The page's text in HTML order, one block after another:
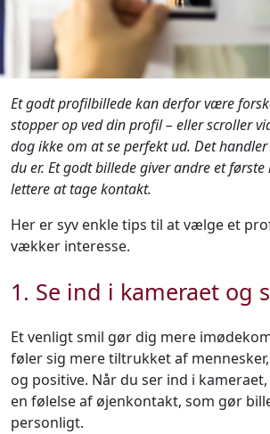
Et godt profilbillede kan derfor være
stopper op ved din profil – eller scroller
dog ikke om at se perfekt ud. Det
du er. Et godt billede giver andre et
lettere at tage kontakt.
Her er syv enkle tips til at vælge et
vækker interesse.
1. Se ind i kameraet og
Et venligt smil gør dig mere
føler sig mere tiltrukket af
og positive. Når du ser ind i
en følelse af øjenkontakt, som gør
personligt.